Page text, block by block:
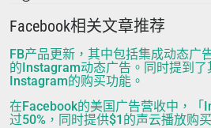
Facebook相关文章推荐
FB产品更新，其中包括集成动态广
的Instagram动态广告。同时提到了
Instagram的购买功能。
在Facebook的美国广告营收中，「
过50%，同时提供$1的声云播放购买